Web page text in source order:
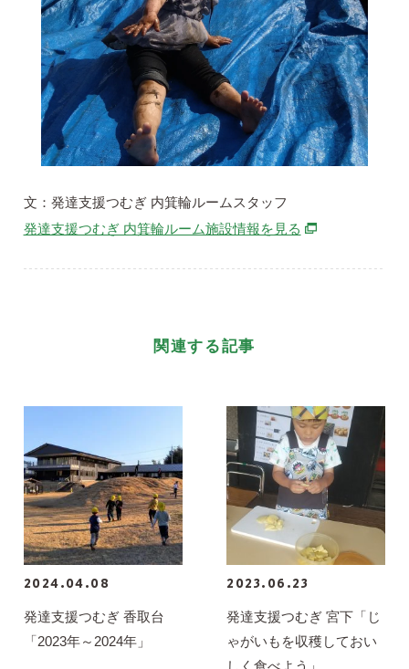
文：発達支援つむぎ 内箕輪ルームスタッフ
発達支援つむぎ 内箕輪ルーム施設情報を見る 別ウィンドウで
関連する記事
2024.04.08
発達支援つむぎ 香取台
「2023年～2024年」
2023.06.23
発達支援つむぎ 宮下「じ
ゃがいもを収穫しておい
しく食べよう」